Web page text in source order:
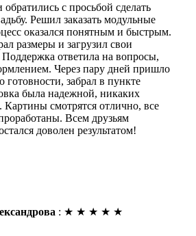
с просьбой сделать
Решил заказать модульные
оказался понятным и быстрым.
размеры и загрузил свои
ответила на вопросы,
Через пару дней пришло
готовности, забрал в пункте
была надежной, никаких
смотрятся отлично, все
Всем друзьям
доволен результатом!
: ★ ★ ★ ★ ★